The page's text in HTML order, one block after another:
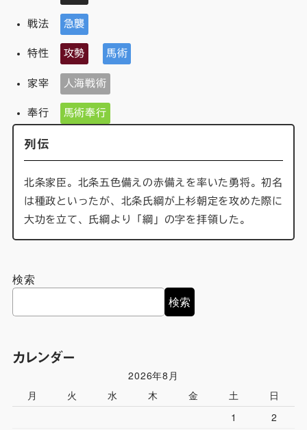
戦法 急襲
特性 攻勢 馬術
家宰 人海戦術
奉行 馬術奉行
列伝
北条家臣。北条五色備えの赤備えを率いた勇将。初名
は種政といったが、北条氏綱が上杉朝定を攻めた際に
大功を立て、氏綱より「綱」の字を拝領した。
検索
検索
カレンダー
2026年8月
月
火 水 木 金 土
日
1
2